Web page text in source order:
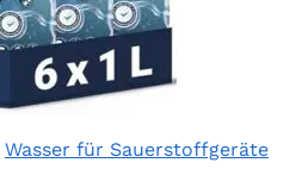
Wasser für Sauerstoffgeräte